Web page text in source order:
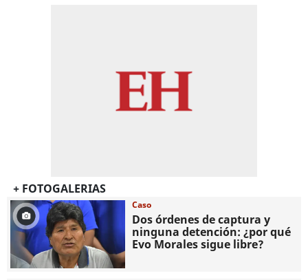
+ FOTOGALERIAS
Caso
Dos órdenes de captura y
ninguna detención: ¿por qué
Evo Morales sigue libre?